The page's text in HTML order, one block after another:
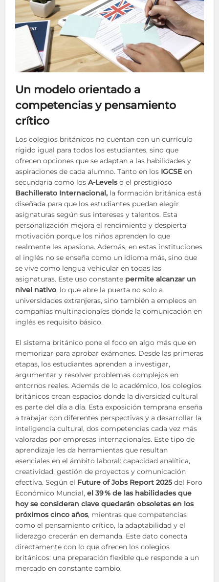
Un modelo orientado a
competencias y pensamiento
crítico
Los colegios británicos no cuentan con un currículo
rígido igual para todos los estudiantes, sino que
ofrecen opciones que se adaptan a las habilidades y
aspiraciones de cada alumno. Tanto en los IGCSE en
secundaria como losA-Levelso el prestigioso
Bachillerato Internacional, la formación británica está
diseñada para que los estudiantes puedan elegir
asignaturas según sus intereses y talentos. Esta
personalización mejora el rendimiento y despierta
motivación porque los niños aprenden lo que
realmente les apasiona. Además, en estas instituciones
el inglés no se enseña como un idioma más, sino que
se vive como lengua vehicular en todas las
asignaturas. Este uso constante permite alcanzar un
nivel nativo, lo que abre la puerta no solo a
universidades extranjeras, sino también a empleos en
compañías multinacionales donde la comunicación en
inglés es requisito básico.
El sistema británico pone el foco en algo más que en
memorizar para aprobar exámenes. Desde las primeras
etapas, los estudiantes aprenden a investigar,
argumentar y resolver problemas complejos en
entornos reales. Además de lo académico, los colegios
británicos crean espacios donde la diversidad cultural
es parte del día a día. Esta exposición temprana enseña
a trabajar con diferentes perspectivas y a desarrollar la
inteligencia cultural, dos competencias cada vez más
valoradas por empresas internacionales. Este tipo de
aprendizaje les da herramientas que resultan
esenciales en el ámbito laboral: capacidad analítica,
creatividad, gestión de proyectos y comunicación
efectiva. Según el Future of Jobs Report 2025 del Foro
Económico Mundial,el 39 % de las habilidades que
hoy se consideran clave quedarán obsoletas en los
próximos cinco años, mientras que competencias
como el pensamiento crítico, la adaptabilidad y el
liderazgo crecerán en demanda. Este dato conecta
directamente con lo que ofrecen los colegios
británicos: una preparación flexible que responde a un
mercado en constante cambio.